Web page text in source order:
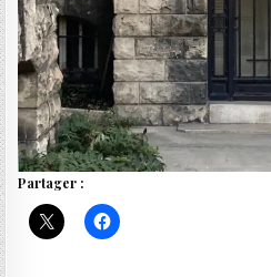
Partager :